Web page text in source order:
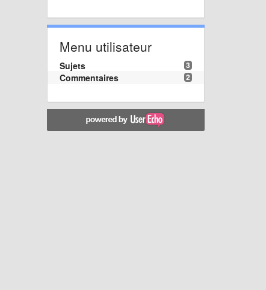
Menu utilisateur
3
Sujets
2
Commentaires